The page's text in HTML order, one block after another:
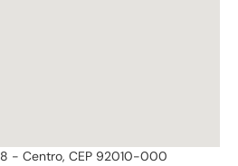
- Centro, CEP 92010-000